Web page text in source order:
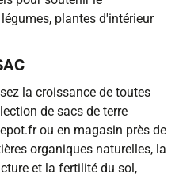
plantes d'intérieur
la croissance de toutes
de sacs de terre
ou en magasin près de
organiques naturelles, la
et la fertilité du sol,